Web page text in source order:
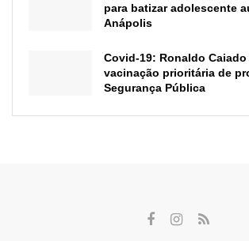
para batizar adolescente
Anápolis
Covid-19: Ronaldo
vacinação prioritária de
Segurança Pública